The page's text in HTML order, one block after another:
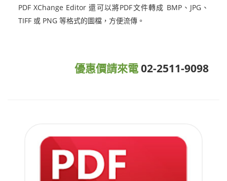
PDF XChange Editor 還可以將PDF文件轉成 BMP、JPG、
TIFF 或 PNG 等格式的圖檔，方便流傳。
優惠價請來電02-2511-9098